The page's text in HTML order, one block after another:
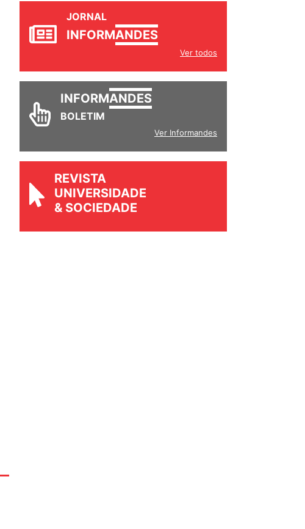
JORNAL
INFORMANDES
Ver todos
INFORMANDES
BOLETIM
Ver Informandes
REVISTA
UNIVERSIDADE
& SOCIEDADE